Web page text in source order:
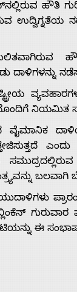
ಹೌತಿ
ದಾಳಿಗಳನ್ನು
ನಿಯಮಿತ
ಗುರುವಾರ
ಈ